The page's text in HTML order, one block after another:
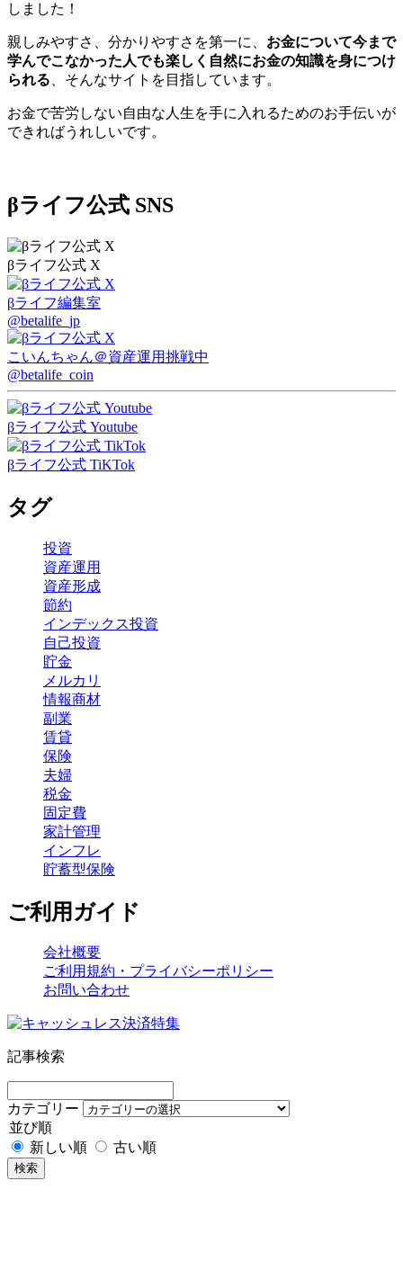
しました！
親しみやすさ、分かりやすさを第一に、 お金について今まで
学んでこなかった人でも楽しく自然にお金の知識を身につけ
られる 、そんなサイトを目指しています。
お金で苦労しない自由な人生を手に入れるためのお手伝いが
できればうれしいです。
βライフ公式 SNS
βライフ公式 X
βライフ編集室
@betalife_jp
こいんちゃん＠資産運用挑戦中
@betalife_coin
βライフ公式 Youtube
βライフ公式 TiKTok
タグ
投資
資産運用
資産形成
節約
インデックス投資
自己投資
貯金
メルカリ
情報商材
副業
賃貸
保険
夫婦
税金
固定費
家計管理
インフレ
貯蓄型保険
ご利用ガイド
会社概要
ご利用規約・プライバシーポリシー
お問い合わせ
記事検索
カテゴリー
並び順
新しい順
古い順